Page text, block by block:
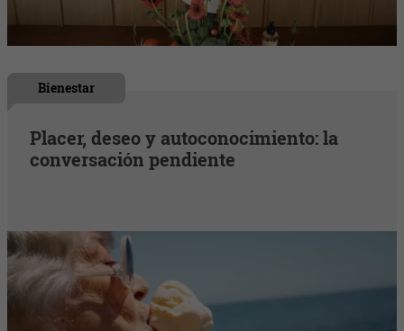
Bienestar
Placer, deseo y autoconocimiento: la
conversación pendiente